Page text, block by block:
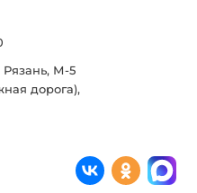
Рязань, М-5
дорога),